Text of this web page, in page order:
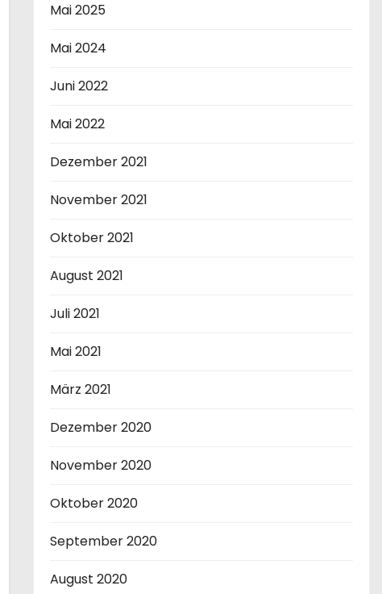
Mai 2025
Mai 2024
Juni 2022
Mai 2022
Dezember 2021
November 2021
Oktober 2021
August 2021
Juli 2021
Mai 2021
März 2021
Dezember 2020
November 2020
Oktober 2020
September 2020
August 2020